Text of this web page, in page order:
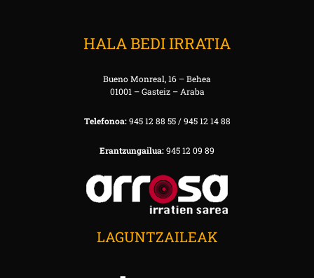
HALA BEDI IRRATIA
Bueno Monreal, 16 – Behea
01001 – Gasteiz – Araba
Telefonoa:945 12 88 55 / 945 12 14 88
Erantzungailua:945 12 09 89
LAGUNTZAILEAK